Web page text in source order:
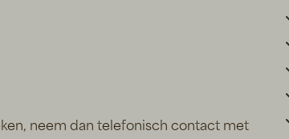
neem dan telefonisch contact met